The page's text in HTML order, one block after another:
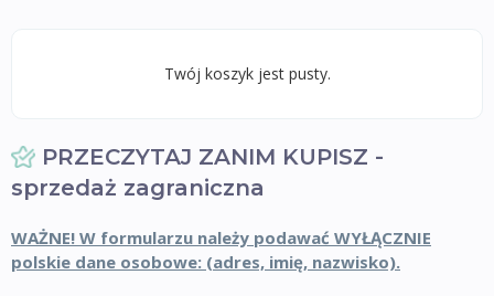
Twój koszyk jest pusty.
PRZECZYTAJ ZANIM KUPISZ -
sprzedaż zagraniczna
WAŻNE! W formularzu należy podawać WYŁĄCZNIE
polskie dane osobowe: (adres, imię, nazwisko).